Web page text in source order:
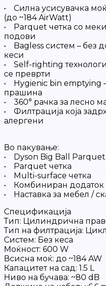
• Силна усисувачка
(до ~184 AirWatt)
• Parquet четка со
подови
• Bagless систем – без
кеси
• Self-righting
се преврти
• Hygienic bin emptying
прашина
• 360° рачка за лесно
• Филтрација која
алергени
Во пакување:
• Dyson Big Ball Parquet
• Parquet четка
• Multi-surface четка
• Комбиниран додаток
• Наставка за мебел /
Спецификација
Тип: Цилиндрична
Тип на филтрација:
Систем: Без кеса
Моќност: 600 W
Всисна моќ: до ~184 AW
Капацитет на сад: 1.5 L
Ниво на бучава: ~80 dB